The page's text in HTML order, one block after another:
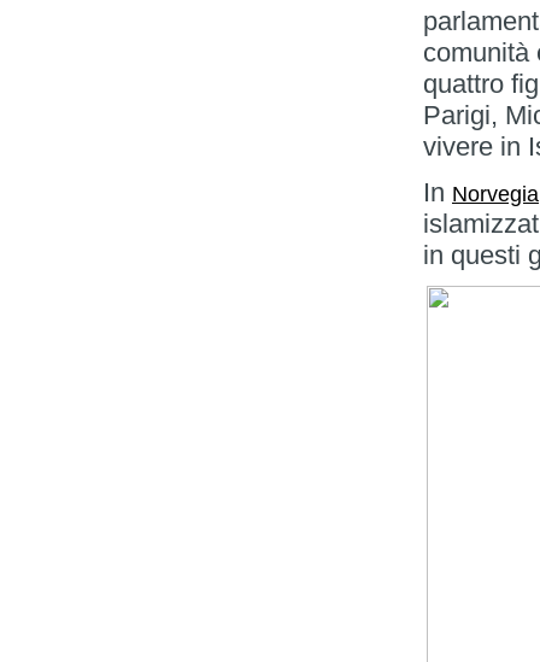
comunità
quattro
Parigi,
vivere in
In Norvegia
in questi